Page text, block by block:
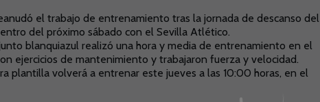
el trabajo de entrenamiento tras la jornada de descanso del
del próximo sábado con el Sevilla Atlético.
blanquiazul realizó una hora y media de entrenamiento en el
ejercicios de mantenimiento y trabajaron fuerza y velocidad.
plantilla volverá a entrenar este jueves a las 10:00 horas, en el